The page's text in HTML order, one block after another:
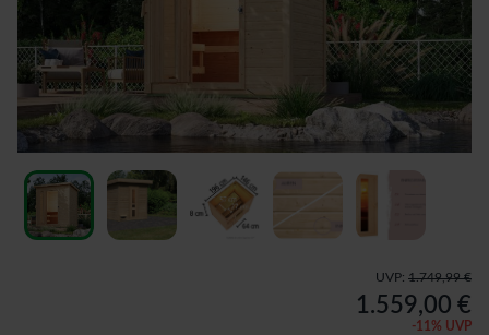
UVP: 1.749,99 €
1.559,00 €
-11 % UVP